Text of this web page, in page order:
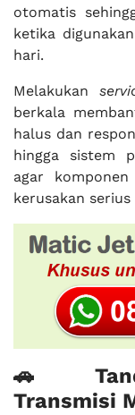
otomatis
ketika
hari.
Melakukan
berkala
halus dan
hingga sistem
agar
kerusakan
🚗
Transmisi